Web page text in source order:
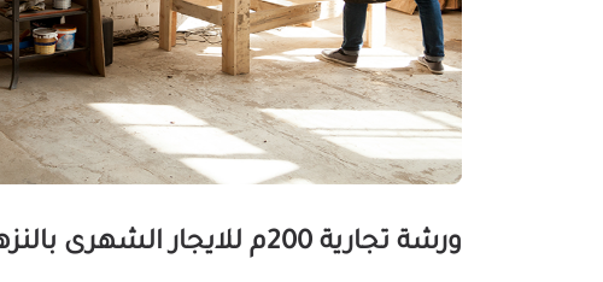
ورشة تجارية 200م للايجار الشهرى بالنزهة القاهرة